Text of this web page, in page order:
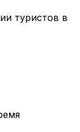
туристов в